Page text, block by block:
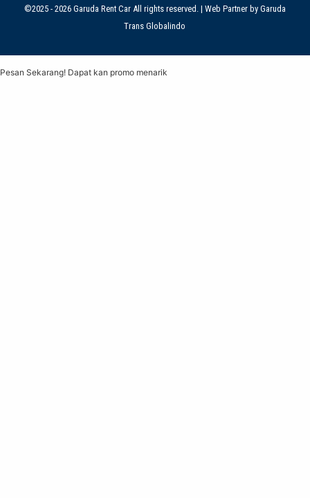
©2025 - 2026 Garuda Rent Car All rights reserved. | Web Partner by Garuda
Trans Globalindo
Pesan Sekarang! Dapat kan promo menarik